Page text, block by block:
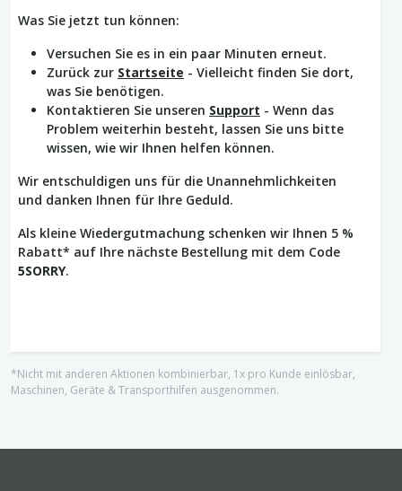
Was Sie jetzt tun können:
Versuchen Sie es in ein paar Minuten erneut.
Zurück zur Startseite - Vielleicht finden Sie dort,
was Sie benötigen.
Kontaktieren Sie unseren Support - Wenn das
Problem weiterhin besteht, lassen Sie uns bitte
wissen, wie wir Ihnen helfen können.
Wir entschuldigen uns für die Unannehmlichkeiten
und danken Ihnen für Ihre Geduld.
Als kleine Wiedergutmachung schenken wir Ihnen 5 %
Rabatt* auf Ihre nächste Bestellung mit dem Code
5SORRY.
*Nicht mit anderen Aktionen kombinierbar, 1x pro Kunde einlösbar,
Maschinen, Geräte & Transporthilfen ausgenommen.